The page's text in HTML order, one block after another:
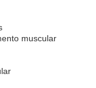
muscular